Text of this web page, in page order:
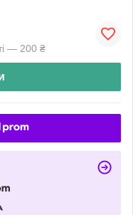
— 200 ₴